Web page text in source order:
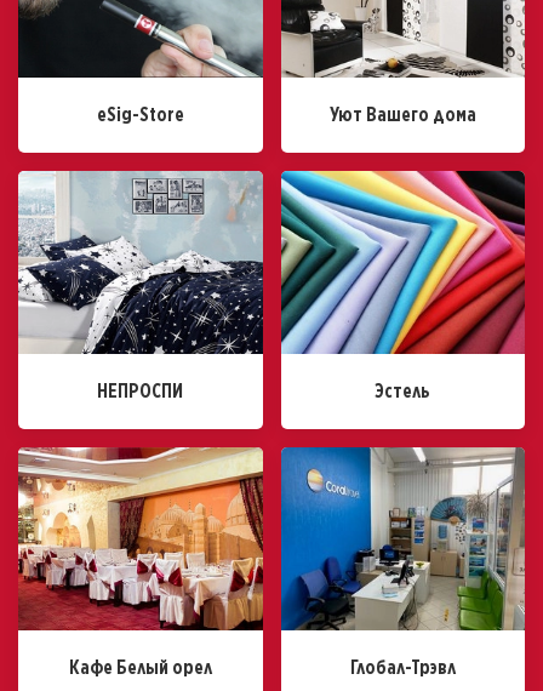
eSig-Store Уют Вашего дома
НЕПРОСПИ Эстель
Кафе Белый орел Глобал-Трэвл